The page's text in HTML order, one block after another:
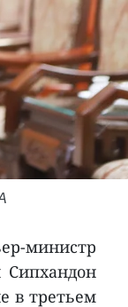
министр
Сипхандон
в третьем